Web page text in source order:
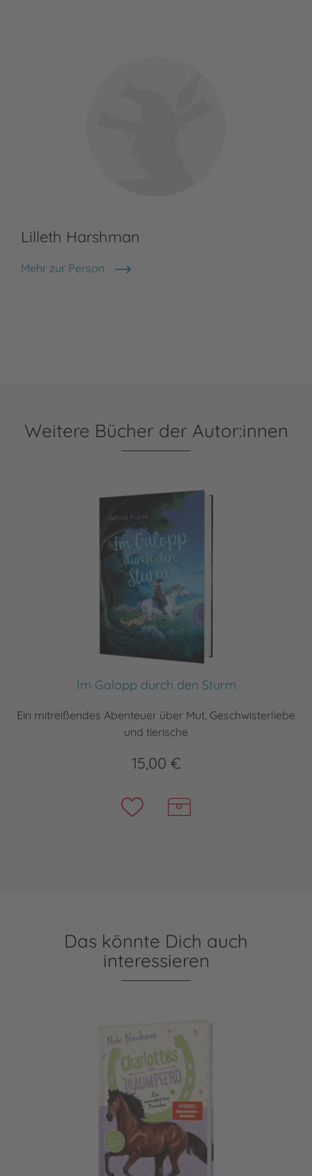
Lilleth Harshman
Mehr zur Person
Lilleth Harshman
Weitere Bücher der Autor:innen
Im Galopp durch den Sturm
Ein mitreißendes Abenteuer über Mut, Geschwisterliebe
und tierische
15,00 €
Das könnte Dich auch
interessieren
Charlottes Traumpferd 3: Ein unerwarteter Besucher